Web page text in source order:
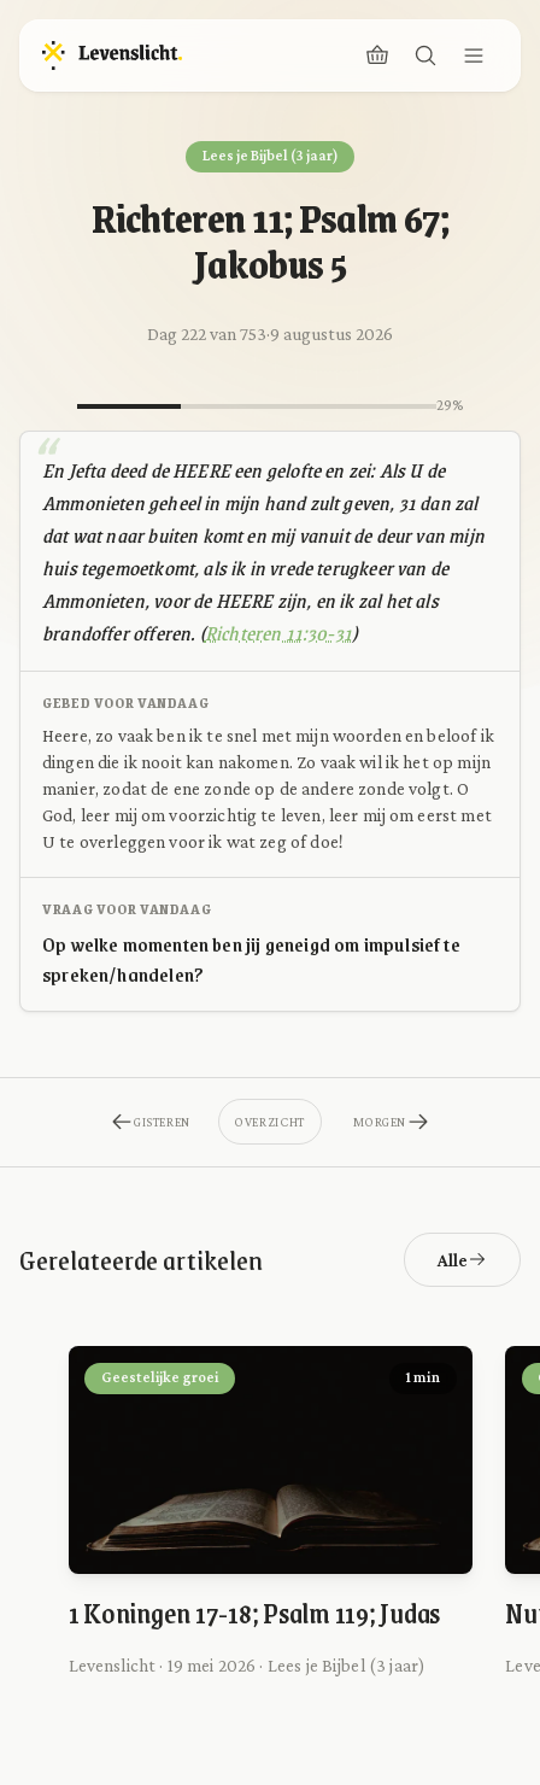
Lees je Bijbel (3 jaar)
Richteren 11; Psalm 67;
Jakobus 5
Dag 222 van 753·9 augustus 2026
29%
En Jefta deed de HEERE een gelofte en zei: Als U de
Ammonieten geheel in mijn hand zult geven, 31 dan zal
dat wat naar buiten komt en mij vanuit de deur van mijn
huis tegemoetkomt, als ik in vrede terugkeer van de
Ammonieten, voor de HEERE zijn, en ik zal het als
brandoffer offeren. (Richteren 11:30-31)
GEBED VOOR VANDAAG
Heere, zo vaak ben ik te snel met mijn woorden en beloof ik
dingen die ik nooit kan nakomen. Zo vaak wil ik het op mijn
manier, zodat de ene zonde op de andere zonde volgt. O
God, leer mij om voorzichtig te leven, leer mij om eerst met
U te overleggen voor ik wat zeg of doe!
VRAAG VOOR VANDAAG
Op welke momenten ben jij geneigd om impulsief te
spreken/handelen?
GISTEREN OVERZICHT MORGEN
Gerelateerde artikelen Alle
Geestelijke groei 1 min
1 Koningen 17-18; Psalm 119; Judas
Levenslicht · 19 mei 2026 · Lees je Bijbel (3 jaar)